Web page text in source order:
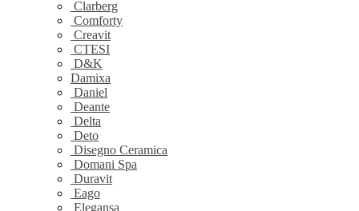
Clarberg
Comforty
Creavit
CTESI
D&K
Damixa
Daniel
Deante
Delta
Deto
Disegno Ceramica
Domani Spa
Duravit
Eago
Elegansa